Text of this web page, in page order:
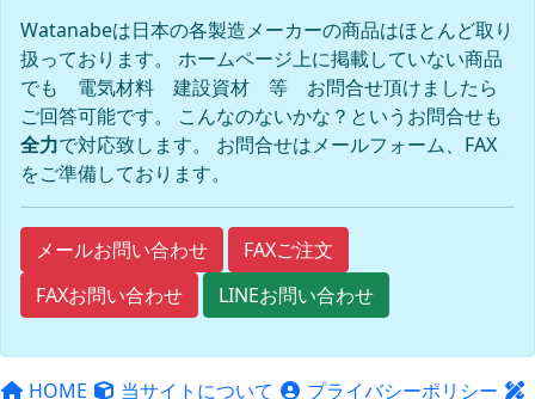
Watanabeは日本の各製造メーカーの商品はほとんど取り
扱っております。 ホームページ上に掲載していない商品
でも 電気材料 建設資材 等 お問合せ頂けましたら
ご回答可能です。 こんなのないかな？というお問合せも
全力で対応致します。 お問合せはメールフォーム、FAX
をご準備しております。
メールお問い合わせ
FAXご注文
FAXお問い合わせ
LINEお問い合わせ
HOME 当サイトについて プライバシーポリシー